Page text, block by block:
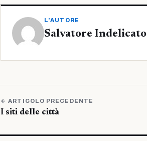
L'AUTORE
Salvatore Indelicato
← ARTICOLO PRECEDENTE
I siti delle città